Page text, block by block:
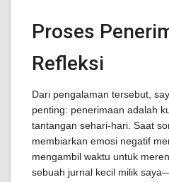
Proses
Refleksi
Dari pengalaman tersebut,
penting: penerimaan adalah
tantangan sehari-hari. Saat
membiarkan emosi negatif
mengambil waktu untuk
sebuah jurnal kecil milik